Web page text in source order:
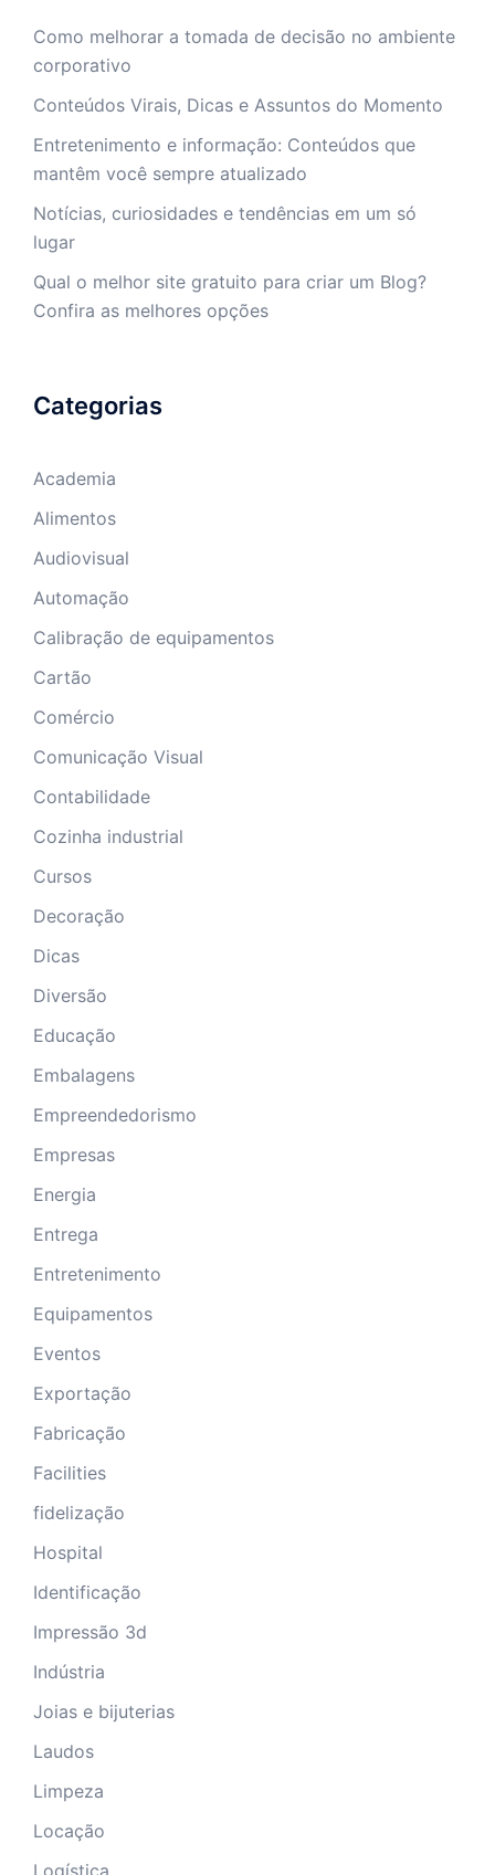
Como melhorar a tomada de decisão no ambiente
corporativo
Conteúdos Virais, Dicas e Assuntos do Momento
Entretenimento e informação: Conteúdos que
mantêm você sempre atualizado
Notícias, curiosidades e tendências em um só
lugar
Qual o melhor site gratuito para criar um Blog?
Confira as melhores opções
Categorias
Academia
Alimentos
Audiovisual
Automação
Calibração de equipamentos
Cartão
Comércio
Comunicação Visual
Contabilidade
Cozinha industrial
Cursos
Decoração
Dicas
Diversão
Educação
Embalagens
Empreendedorismo
Empresas
Energia
Entrega
Entretenimento
Equipamentos
Eventos
Exportação
Fabricação
Facilities
fidelização
Hospital
Identificação
Impressão 3d
Indústria
Joias e bijuterias
Laudos
Limpeza
Locação